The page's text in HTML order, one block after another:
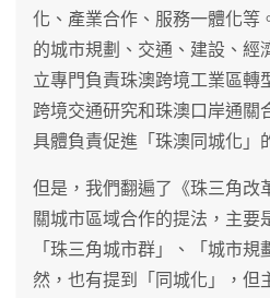
化、產業合作、服務一體化等
的城市規劃、交通、建設、經
立專門負責珠澳跨境工業區轉
跨境交通研究和珠澳口岸通關
具體負責促進「珠澳同城化」
但是，我們翻遍了《珠三角改
關城市區域合作的提法，主要
「珠三角城市群」、「城市
然，也有提到「同城化」，但